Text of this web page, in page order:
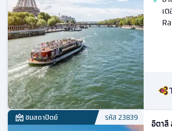
เ
ชมสถาปัตย์ รหัส23839
อิตาลี